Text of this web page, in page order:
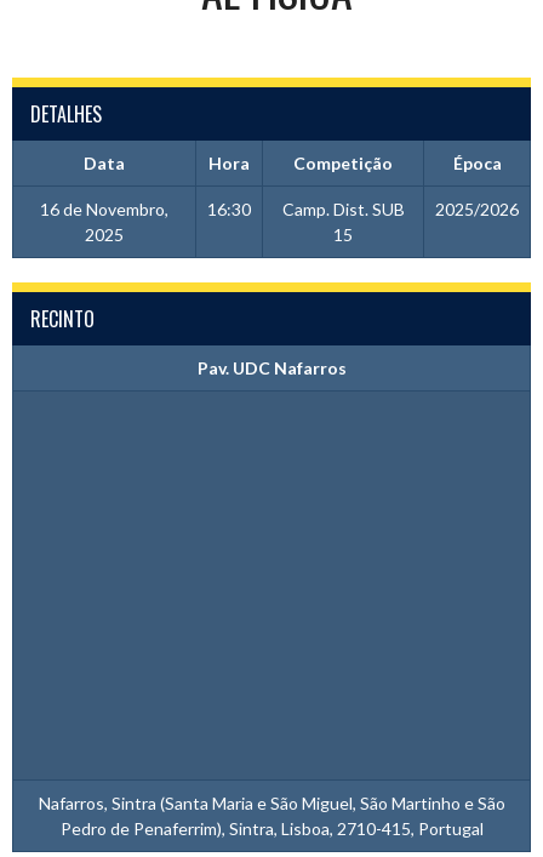
DETALHES
Data Hora Competição Época
16 de Novembro,
2025
16:30
Camp. Dist. SUB
15
2025/2026
RECINTO
Pav. UDC Nafarros
Nafarros, Sintra (Santa Maria e São Miguel, São Martinho e São
Pedro de Penaferrim), Sintra, Lisboa, 2710-415, Portugal